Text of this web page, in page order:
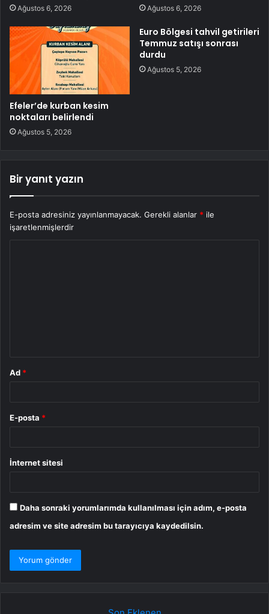
Ağustos 6, 2026 Ağustos 6, 2026
Efeler’de kurban kesim
noktaları belirlendi
Ağustos 5, 2026
Euro Bölgesi tahvil getirileri
Temmuz satışı sonrası
durdu
Ağustos 5, 2026
Bir yanıt yazın
E-posta adresiniz yayınlanmayacak. Gerekli alanlar * ile
işaretlenmişlerdir
Ad *
E-posta *
İnternet sitesi
Daha sonraki yorumlarımda kullanılması için adım, e-posta
adresim ve site adresim bu tarayıcıya kaydedilsin.